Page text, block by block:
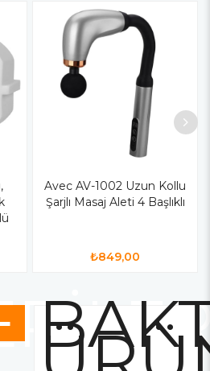
Avec AV-1002 Uzun Kollu
Şarjlı Masaj Aleti 4 Başlıklı
₺849,00